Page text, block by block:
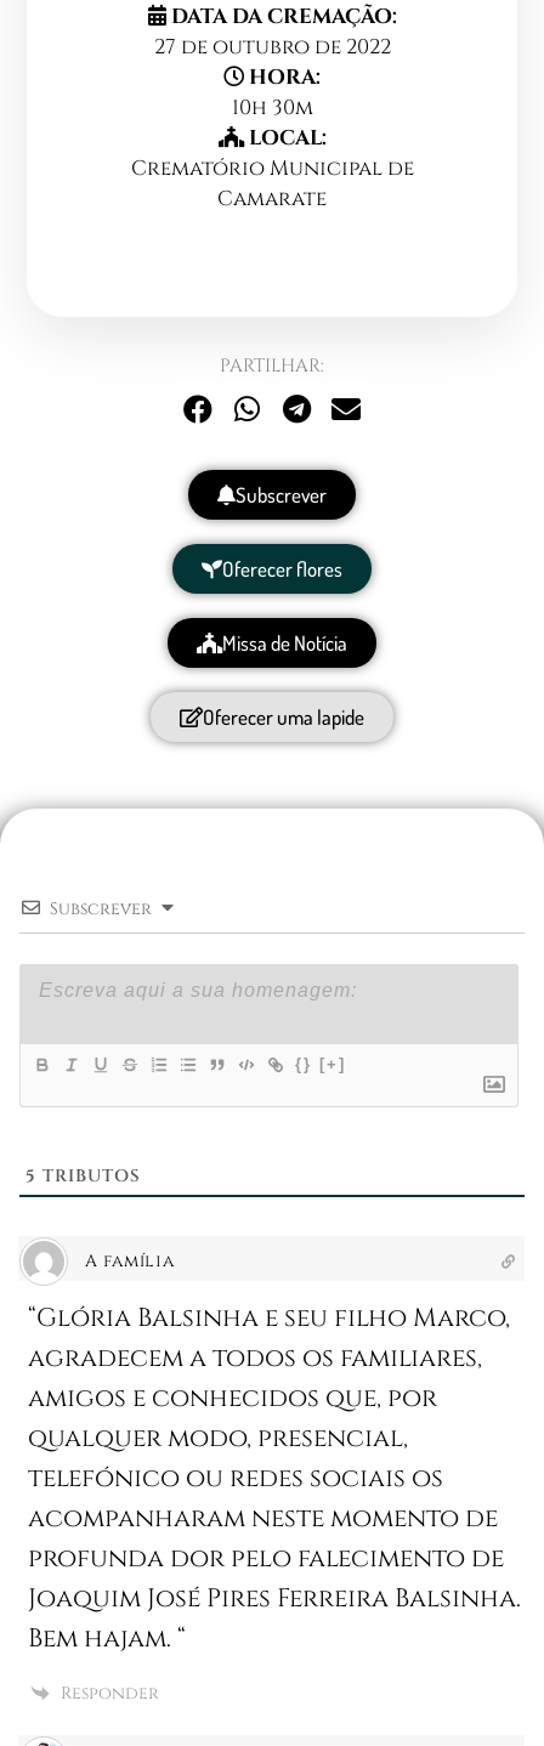
DATA DA CREMAÇÃO:
27 de outubro de 2022
HORA:
10h 30m
LOCAL:
Crematório Municipal de
Camarate
PARTILHAR:
Subscrever
Oferecer flores
Missa de Notícia
Oferecer uma lapide
Subscrever
{} [+]
5 TRIBUTOS
A família
“Glória Balsinha e seu filho Marco,
agradecem a todos os familiares,
amigos e conhecidos que, por
qualquer modo, presencial,
telefónico ou redes sociais os
acompanharam neste momento de
profunda dor pelo falecimento de
Joaquim José Pires Ferreira Balsinha.
Bem hajam. “
Responder